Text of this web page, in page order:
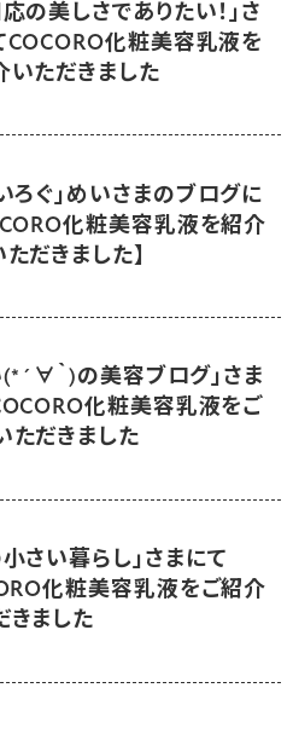
応の美しさでありたい！」さ
COCORO化粧美容乳液を
いただきました
いろぐ」めいさまのブログに
化粧美容乳液を紹介
ただきました】
(*´∀｀)の美容ブログ」さま
化粧美容乳液をご
ただきました
小さい暮らし」さまにて
化粧美容乳液をご紹介
きました